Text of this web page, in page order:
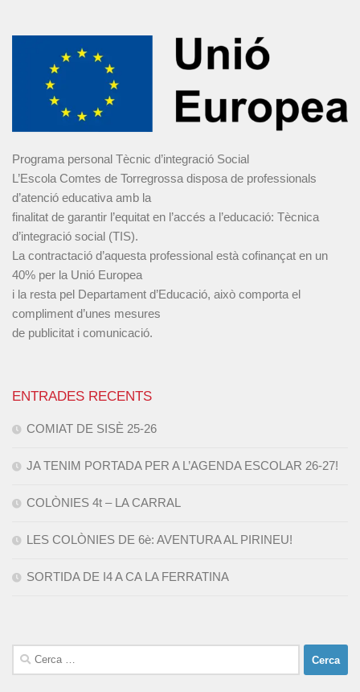
Programa personal Tècnic d’integració Social
L’Escola Comtes de Torregrossa disposa de professionals
d’atenció educativa amb la
finalitat de garantir l’equitat en l’accés a l’educació: Tècnica
d’integració social (TIS).
La contractació d’aquesta professional està cofinançat en un
40% per la Unió Europea
i la resta pel Departament d’Educació, això comporta el
compliment d’unes mesures
de publicitat i comunicació.
ENTRADES RECENTS
COMIAT DE SISÈ 25-26
JA TENIM PORTADA PER A L’AGENDA ESCOLAR 26-27!
COLÒNIES 4t – LA CARRAL
LES COLÒNIES DE 6è: AVENTURA AL PIRINEU!
SORTIDA DE I4 A CA LA FERRATINA
Cerca: